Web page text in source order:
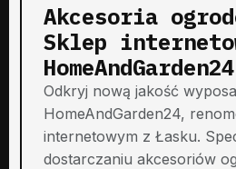
Akcesoria
Sklep
HomeAndGarden24
Odkryj nową jakość
HomeAndGarden24,
internetowym z Łasku.
dostarczaniu akcesoriów